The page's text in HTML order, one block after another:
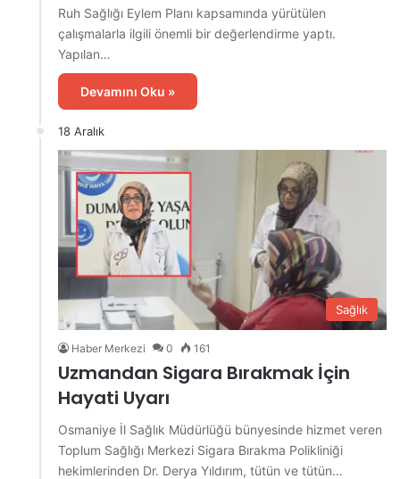
Ruh Sağlığı Eylem Planı kapsamında yürütülen
çalışmalarla ilgili önemli bir değerlendirme yaptı.
Yapılan…
Devamını Oku »
18 Aralık
Sağlık
Haber Merkezi 0 161
Uzmandan Sigara Bırakmak İçin
Hayati Uyarı
Osmaniye İl Sağlık Müdürlüğü bünyesinde hizmet veren
Toplum Sağlığı Merkezi Sigara Bırakma Polikliniği
hekimlerinden Dr. Derya Yıldırım, tütün ve tütün…